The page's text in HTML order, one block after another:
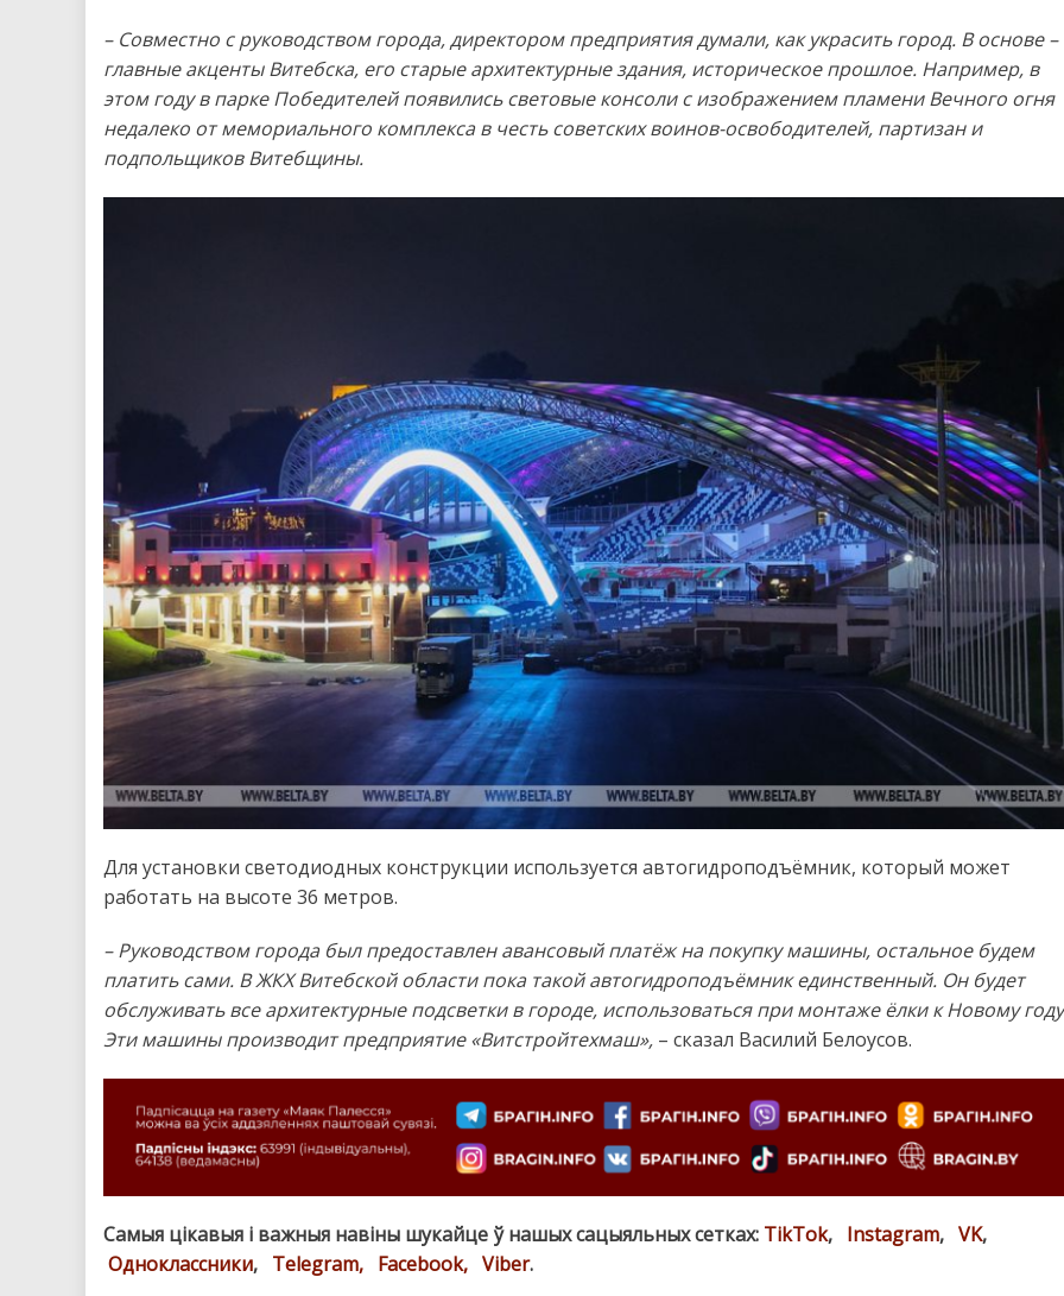
– Совместно с руководством города, директором предприятия думали, как украсить город. В основе –
главные акценты Витебска, его старые архитектурные здания, историческое прошлое. Например, в
этом году в парке Победителей появились световые консоли с изображением пламени Вечного огня
недалеко от мемориального комплекса в честь советских воинов-освободителей, партизан и
подпольщиков Витебщины.
Для установки светодиодных конструкции используется автогидроподъёмник, который может
работать на высоте 36 метров.
– Руководством города был предоставлен авансовый платёж на покупку машины, остальное будем
платить сами. В ЖКХ Витебской области пока такой автогидроподъёмник единственный. Он будет
обслуживать все архитектурные подсветки в городе, использоваться при монтаже ёлки к Новому
Эти машины производит предприятие «Витстройтехмаш», – сказал Василий Белоусов.
Самыя цікавыя і важныя навіны шукайце ў нашых сацыяльных сетках: TikTok, Instagram, VK,
Одноклассники, Telegram, Facebook, Viber.